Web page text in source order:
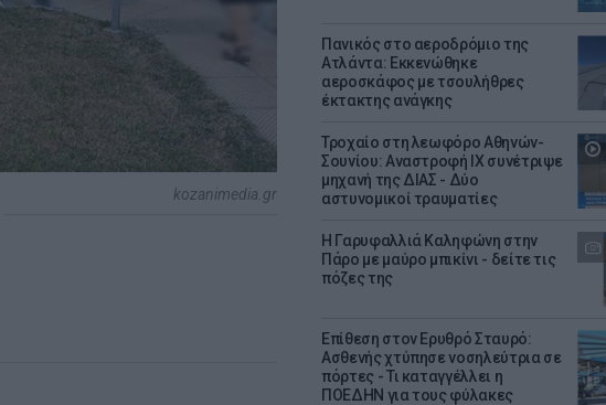
Πανικός στο αεροδρόμιο της
Ατλάντα: Εκκενώθηκε
αεροσκάφος με τσουλήθρες
έκτακτης ανάγκης
Τροχαίο στη λεωφόρο Αθηνών-
Σουνίου: Αναστροφή ΙΧ συνέτριψε
μηχανή της ΔΙΑΣ - Δύο
αστυνομικοί τραυματίες
Η Γαρυφαλλιά Καληφώνη στην
Πάρο με μαύρο μπικίνι - δείτε τις
πόζες της
Επίθεση στον Ερυθρό Σταυρό:
Ασθενής χτύπησε νοσηλεύτρια σε
πόρτες - Τι καταγγέλλει η
ΠΟΕΔΗΝ για τους φύλακες
kozanimedia.gr